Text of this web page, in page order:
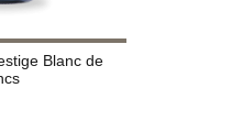
Blanc de